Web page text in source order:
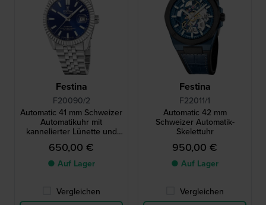
Festina
F20090/2
Automatic 41 mm Schweizer
Automatikuhr mit
kannelierter Lünette und
Datumslibelle
650,00 €
● Auf Lager
Vergleichen
Festina
F22011/1
Automatic 42 mm
Schweizer Automatik-
Skelettuhr
950,00 €
● Auf Lager
Vergleichen